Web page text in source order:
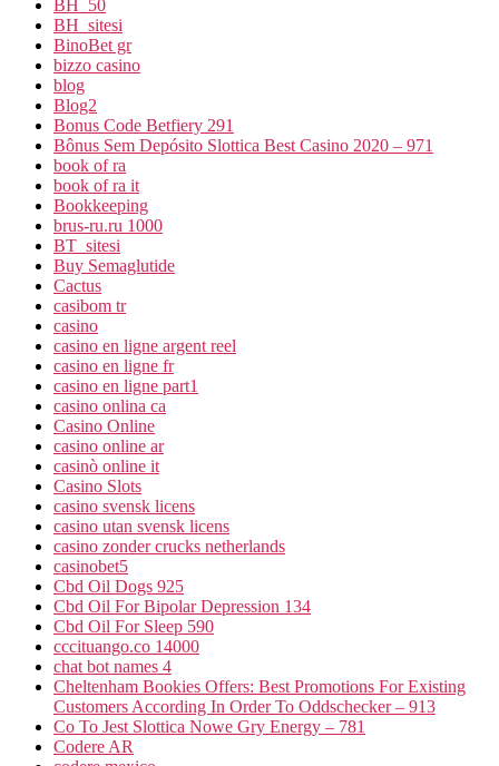
BH_50
BH_sitesi
BinoBet gr
bizzo casino
blog
Blog2
Bonus Code Betfiery 291
Bônus Sem Depósito Slottica Best Casino 2020 – 971
book of ra
book of ra it
Bookkeeping
brus-ru.ru 1000
BT_sitesi
Buy Semaglutide
Cactus
casibom tr
casino
casino en ligne argent reel
casino en ligne fr
casino en ligne part1
casino onlina ca
Casino Online
casino online ar
casinò online it
Casino Slots
casino svensk licens
casino utan svensk licens
casino zonder crucks netherlands
casinobet5
Cbd Oil Dogs 925
Cbd Oil For Bipolar Depression 134
Cbd Oil For Sleep 590
cccituango.co 14000
chat bot names 4
Cheltenham Bookies Offers: Best Promotions For Existing
Customers According In Order To Oddschecker – 913
Co To Jest Slottica Nowe Gry Energy – 781
Codere AR